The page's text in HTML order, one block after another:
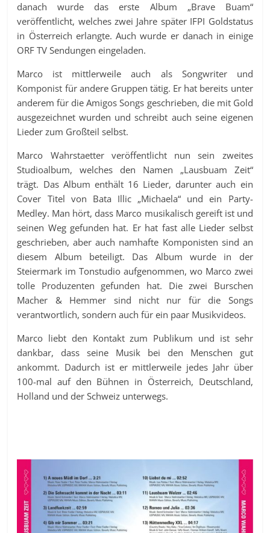
danach wurde das erste Album „Brave Buam“
veröffentlicht, welches zwei Jahre später IFPI Goldstatus
in Österreich erlangte. Auch wurde er danach in einige
ORF TV Sendungen eingeladen.
Marco ist mittlerweile auch als Songwriter und
Komponist für andere Gruppen tätig. Er hat bereits unter
anderem für die Amigos Songs geschrieben, die mit Gold
ausgezeichnet wurden und schreibt auch seine eigenen
Lieder zum Großteil selbst.
Marco Wahrstaetter veröffentlicht nun sein zweites
Studioalbum, welches den Namen „Lausbuam Zeit“
trägt. Das Album enthält 16 Lieder, darunter auch ein
Cover Titel von Bata Illic „Michaela“ und ein Party-
Medley. Man hört, dass Marco musikalisch gereift ist und
seinen Weg gefunden hat. Er hat fast alle Lieder selbst
geschrieben, aber auch namhafte Komponisten sind an
diesem Album beteiligt. Das Album wurde in der
Steiermark im Tonstudio aufgenommen, wo Marco zwei
tolle Produzenten gefunden hat. Die zwei Burschen
Macher & Hemmer sind nicht nur für die Songs
verantwortlich, sondern auch für ein paar Musikvideos.
Marco liebt den Kontakt zum Publikum und ist sehr
dankbar, dass seine Musik bei den Menschen gut
ankommt. Dadurch ist er mittlerweile jedes Jahr über
100-mal auf den Bühnen in Österreich, Deutschland,
Holland und der Schweiz unterwegs.